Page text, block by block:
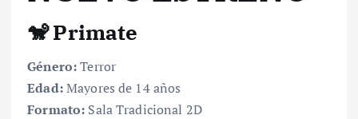
🐒 Primate
Género:Terror
Edad:Mayores de 14 años
Formato: Sala Tradicional 2D